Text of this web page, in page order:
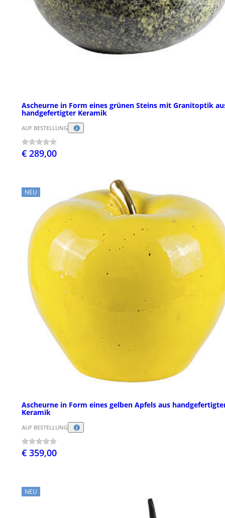
Ascheurne in Form eines grünen Steins mit Granitoptik
handgefertigter Keramik
AUF BESTELLUNG
€ 289,00
NEU
Ascheurne in Form eines gelben Apfels aus
Keramik
AUF BESTELLUNG
€ 359,00
NEU